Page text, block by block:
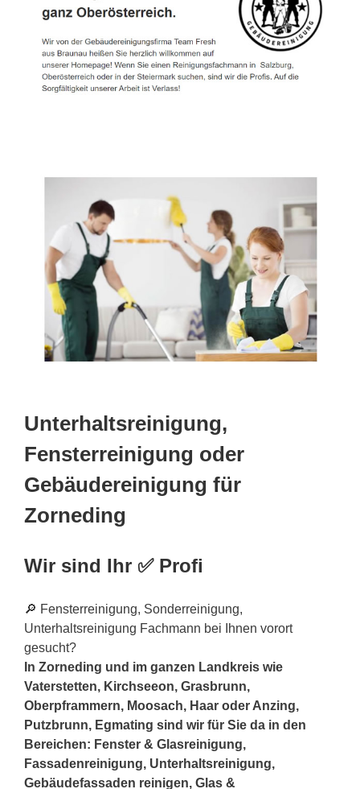
Unterhaltsreinigung,
Fensterreinigung oder
Gebäudereinigung für
Zorneding
Wir sind Ihr ✅ Profi
🔎 Fensterreinigung, Sonderreinigung,
Unterhaltsreinigung Fachmann bei Ihnen vorort
gesucht?
In Zorneding und im ganzen Landkreis wie
Vaterstetten, Kirchseeon, Grasbrunn,
Oberpframmern, Moosach, Haar oder Anzing,
Putzbrunn, Egmating sind wir für Sie da in den
Bereichen: Fenster & Glasreinigung,
Fassadenreinigung, Unterhaltsreinigung,
Gebäudefassaden reinigen, Glas &